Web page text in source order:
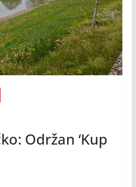
Održan ‘Kup